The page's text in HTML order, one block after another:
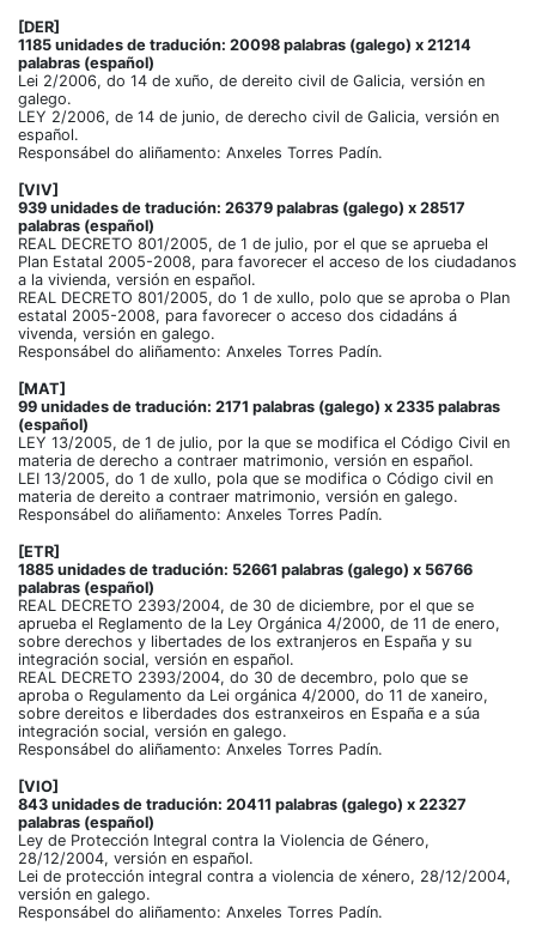
[DER]
1185 unidades de tradución: 20098 palabras (galego) x 21214
palabras (español)
Lei 2/2006, do 14 de xuño, de dereito civil de Galicia, versión en
galego.
LEY 2/2006, de 14 de junio, de derecho civil de Galicia, versión en
español.
Responsábel do aliñamento: Anxeles Torres Padín.
[VIV]
939 unidades de tradución: 26379 palabras (galego) x 28517
palabras (español)
REAL DECRETO 801/2005, de 1 de julio, por el que se aprueba el
Plan Estatal 2005-2008, para favorecer el acceso de los ciudadanos
a la vivienda, versión en español.
REAL DECRETO 801/2005, do 1 de xullo, polo que se aproba o Plan
estatal 2005-2008, para favorecer o acceso dos cidadáns á
vivenda, versión en galego.
Responsábel do aliñamento: Anxeles Torres Padín.
[MAT]
99 unidades de tradución: 2171 palabras (galego) x 2335 palabras
(español)
LEY 13/2005, de 1 de julio, por la que se modifica el Código Civil en
materia de derecho a contraer matrimonio, versión en español.
LEI 13/2005, do 1 de xullo, pola que se modifica o Código civil en
materia de dereito a contraer matrimonio, versión en galego.
Responsábel do aliñamento: Anxeles Torres Padín.
[ETR]
1885 unidades de tradución: 52661 palabras (galego) x 56766
palabras (español)
REAL DECRETO 2393/2004, de 30 de diciembre, por el que se
aprueba el Reglamento de la Ley Orgánica 4/2000, de 11 de enero,
sobre derechos y libertades de los extranjeros en España y su
integración social, versión en español.
REAL DECRETO 2393/2004, do 30 de decembro, polo que se
aproba o Regulamento da Lei orgánica 4/2000, do 11 de xaneiro,
sobre dereitos e liberdades dos estranxeiros en España e a súa
integración social, versión en galego.
Responsábel do aliñamento: Anxeles Torres Padín.
[VIO]
843 unidades de tradución: 20411 palabras (galego) x 22327
palabras (español)
Ley de Protección Integral contra la Violencia de Género,
28/12/2004, versión en español.
Lei de protección integral contra a violencia de xénero, 28/12/2004,
versión en galego.
Responsábel do aliñamento: Anxeles Torres Padín.